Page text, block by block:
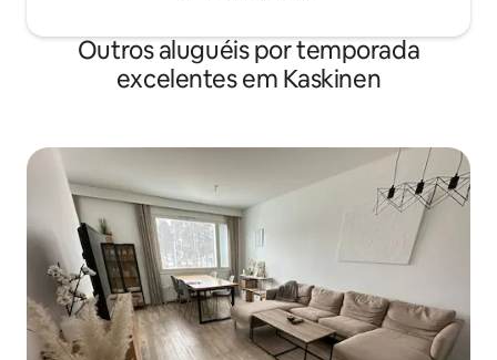
Outros aluguéis por temporada
excelentes em Kaskinen